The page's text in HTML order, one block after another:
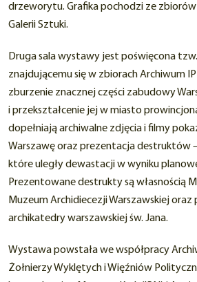
drzeworytu. Grafika pochodzi ze
Galerii Sztuki.
Druga sala wystawy jest poświęcona
znajdującemu się w zbiorach Archiwum
zburzenie znacznej części zabudowy
i przekształcenie jej w miasto
dopełniają archiwalne zdjęcia i filmy
Warszawę oraz prezentacja destruktów
które uległy dewastacji w wyniku
Prezentowane destrukty są własnością
Muzeum Archidiecezji Warszawskiej
archikatedry warszawskiej św. Jana.
Wystawa powstała we współpracy
Żołnierzy Wyklętych i Więźniów